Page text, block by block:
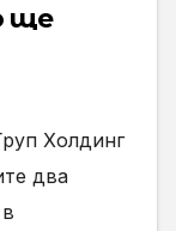
ще
Холдинг
два